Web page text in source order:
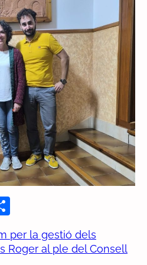
m
per la gestió dels
Roger al ple del Consell